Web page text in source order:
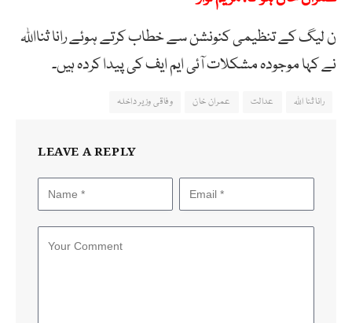
ن لیگ کے تنظیمی کنونشن سے خطاب کرتے ہوئے رانا ثنااللہ
نے کہا موجودہ مشکلات آئی ایم ایف کی پیدا کردہ ہیں۔
رانا ثنا اللہ عدالت عمران خان وفاقی وزیر داخلہ
LEAVE A REPLY